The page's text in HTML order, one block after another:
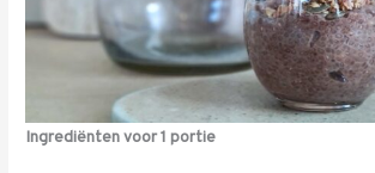
Ingrediënten voor 1 portie